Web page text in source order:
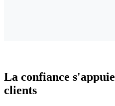
La confiance
clients